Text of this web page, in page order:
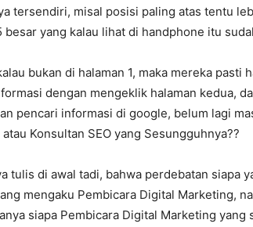
tersendiri, misal posisi paling atas tentu
besar yang kalau lihat di handphone itu
bukan di halaman 1, maka mereka pasti
dengan mengeklik halaman kedua,
pencari informasi di google, belum lagi
atau Konsultan SEO yang Sesungguhnya??
tulis di awal tadi, bahwa perdebatan siapa
mengaku Pembicara Digital Marketing,
siapa Pembicara Digital Marketing